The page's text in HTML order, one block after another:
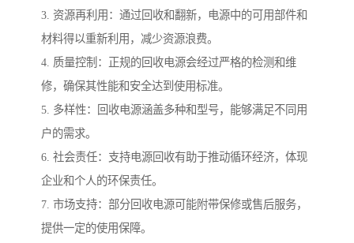
3. 资源再利用：通过回收和翻新，电源中的可用部件和
材料得以重新利用，减少资源浪费。
4. 质量控制：正规的回收电源会经过严格的检测和维
修，确保其性能和安全达到使用标准。
5. 多样性：回收电源涵盖多种和型号，能够满足不同用
户的需求。
6. 社会责任：支持电源回收有助于推动循环经济，体现
企业和个人的环保责任。
7. 市场支持：部分回收电源可能附带保修或售后服务，
提供一定的使用保障。